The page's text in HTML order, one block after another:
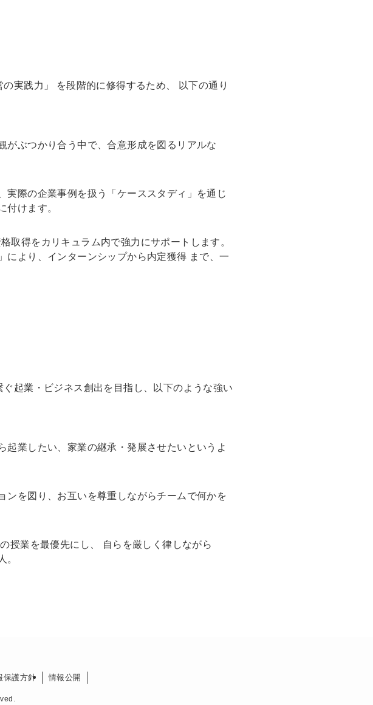
実践力」 を段階的に修得するため、 以下の通り
がぶつかり合う中で、合意形成を図るリアルな
際の企業事例を扱う「ケーススタディ」を通じ
付けます。
取得をカリキュラム内で強力にサポートします。
により、インターンシップから内定獲得 まで、一
起業・ビジネス創出を目指し、以下のような強い
業したい、家業の継承・発展させたいというよ
ンを図り、お互いを尊重しながらチームで何かを
授業を最優先にし、 自らを厳しく律しながら
。
保護方針 情報公開